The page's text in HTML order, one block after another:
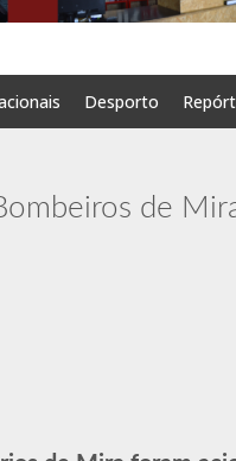
Desporto
de